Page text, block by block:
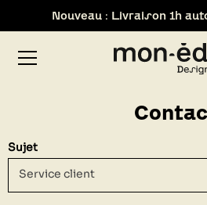
Sujet
Service client
Nouveau : Livraison 1h
Retrait de votre commande
Lyon-